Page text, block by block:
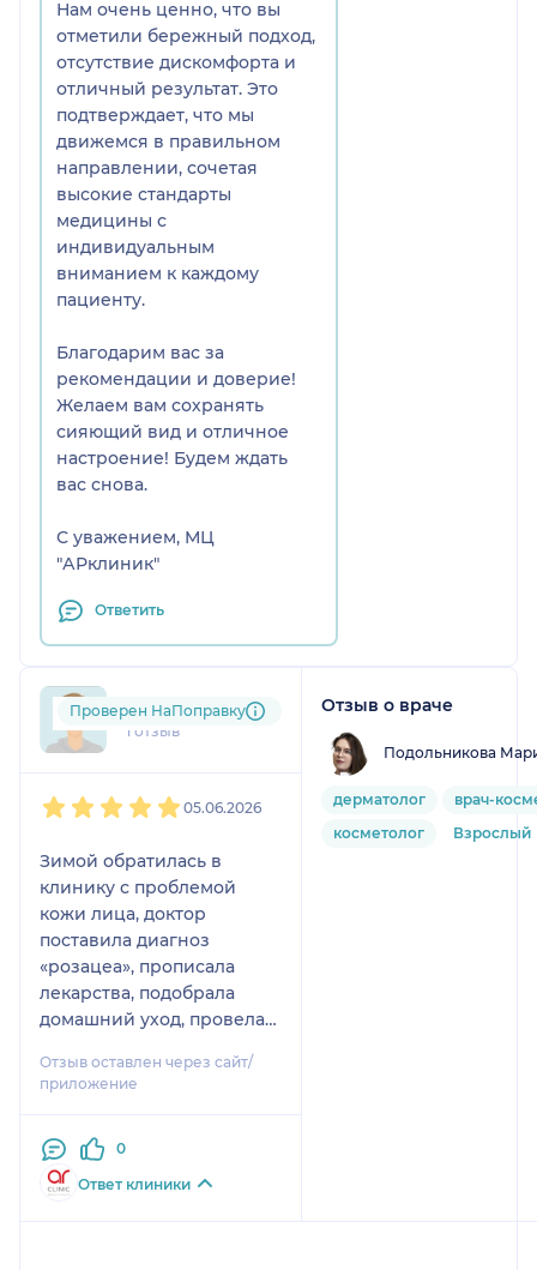
Нам очень ценно, что вы
отметили бережный подход,
отсутствие дискомфорта и
отличный результат. Это
подтверждает, что мы
движемся в правильном
направлении, сочетая
высокие стандарты
медицины с
индивидуальным
вниманием к каждому
пациенту.
Благодарим вас за
рекомендации и доверие!
Желаем вам сохранять
сияющий вид и отличное
настроение! Будем ждать
вас снова.
С уважением, МЦ
"АРклиник"
Ответить
dud....@....ru
1 отзыв
Проверен НаПоправку
05.06.2026
Зимой обратилась в
клинику с проблемой
кожи лица, доктор
поставила диагноз
«розацеа», прописала
лекарства, подобрала
домашний уход, провела
лицо не узнать, наконец-
то живу без плотного
качеством кожи, начали
курс биоревитализации.
Отзыв оставлен через сайт/
приложение
0
Ответ клиники
Отзыв о враче
Подольникова
дерматолог
врач-
косметолог
Взрослый